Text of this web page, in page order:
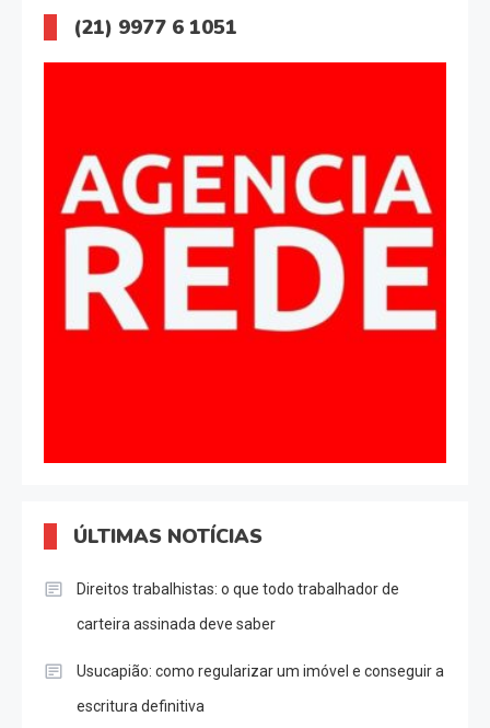
(21) 9977 6 1051
ÚLTIMAS NOTÍCIAS
Direitos trabalhistas: o que todo trabalhador de
carteira assinada deve saber
Usucapião: como regularizar um imóvel e conseguir a
escritura definitiva